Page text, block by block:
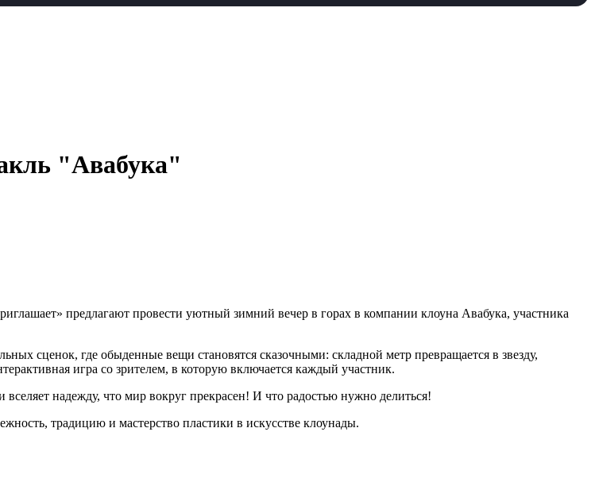
"Авабука"
предлагают провести уютный зимний вечер в горах в компании клоуна Авабука, участника
сценок, где обыденные вещи становятся сказочными: складной метр превращается в звезду,
игра со зрителем, в которую включается каждый участник.
надежду, что мир вокруг прекрасен! И что радостью нужно делиться!
традицию и мастерство пластики в искусстве клоунады.